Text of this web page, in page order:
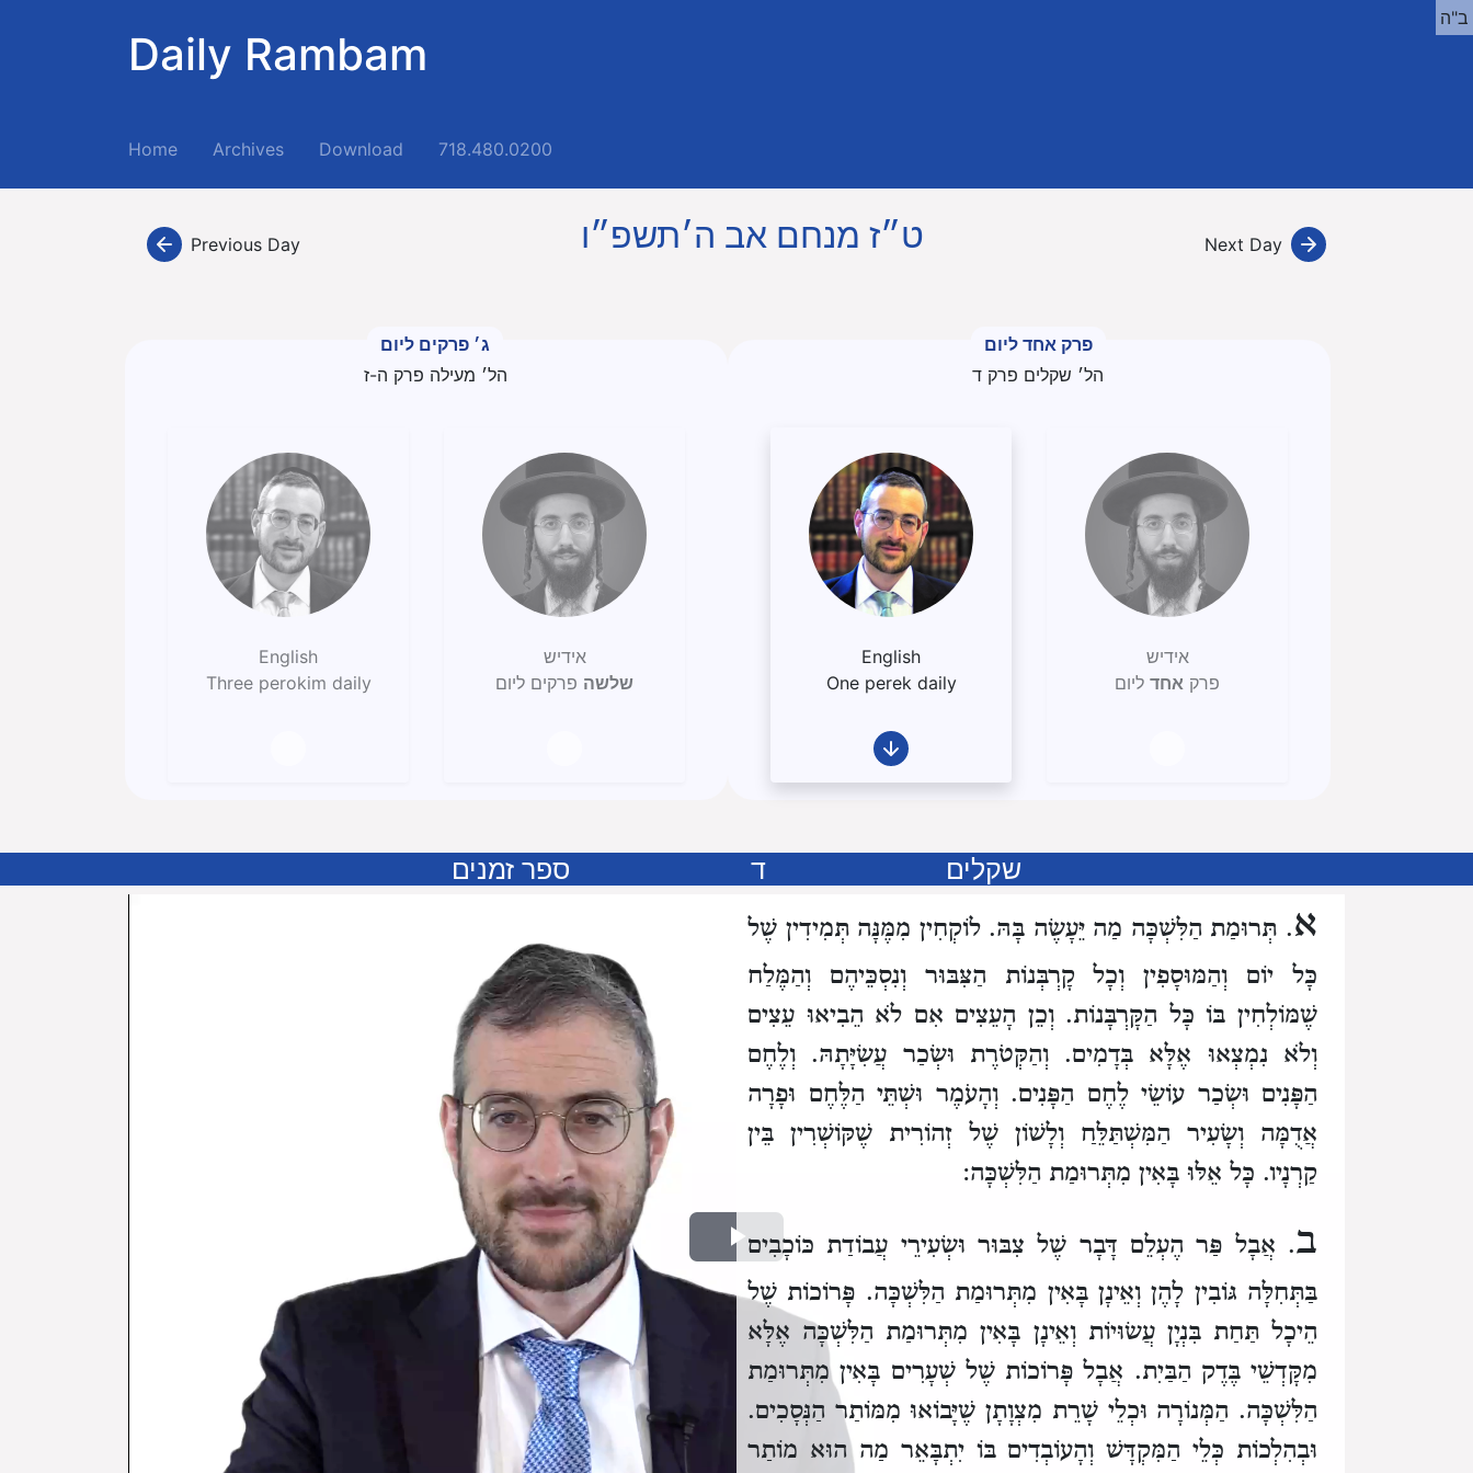
Daily Rambam
Home(current)Archives Download 718.480.0200
ב"ה
Previous Day ט״ז מנחם אב ה׳תשפ״ו Next Day
ג׳ פרקים ליום
הל׳ מעילה פרק ה-ז
אידיש
שלשה פרקים ליום
English
Three perokim daily
פרק אחד ליום
הל׳ שקלים פרק ד
אידיש
פרק אחד ליום
English
One perek daily
שקלים ד ספר זמנים
Play
Video
א. תְּרוּמַת הַלִּשְׁכָּה מַה יֵּעָשֶׂה בָּהּ. לוֹקְחִין מִמֶּנָּה תְּמִידִין שֶׁל
כָּל יוֹם וְהַמּוּסָפִין וְכָל קָרְבְּנוֹת הַצִּבּוּר וְנִסְכֵּיהֶם וְהַמֶּלַח
שֶׁמּוֹלְחִין בּוֹ כָּל הַקָּרְבָּנוֹת. וְכֵן הָעֵצִים אִם לֹא הֵבִיאוּ עֵצִים
וְלֹא נִמְצְאוּ אֶלָּא בְּדָמִים. וְהַקְּטֹרֶת וּשְׂכַר עֲשִׂיָּתָהּ. וְלֶחֶם
הַפָּנִים וּשְׂכַר עוֹשֵׂי לֶחֶם הַפָּנִים. וְהָעֹמֶר וּשְׁתֵּי הַלֶּחֶם וּפָרָה
אֲדֻמָּה וְשָׂעִיר הַמִּשְׁתַּלֵּחַ וְלָשׁוֹן שֶׁל זְהוֹרִית שֶׁקּוֹשְׁרִין בֵּין
קַרְנָיו. כָּל אֵלּוּ בָּאִין מִתְּרוּמַת הַלִּשְׁכָּה:
ב. אֲבָל פַּר הֶעְלֵם דָּבָר שֶׁל צִבּוּר וּשְׂעִירֵי עֲבוֹדַת כּוֹכָבִים
בַּתְּחִלָּה גּוֹבִין לָהֶן וְאֵינָן בָּאִין מִתְּרוּמַת הַלִּשְׁכָּה. פָּרוֹכוֹת שֶׁל
הֵיכָל תַּחַת בִּנְיָן עֲשׂוּיוֹת וְאֵינָן בָּאִין מִתְּרוּמַת הַלִּשְׁכָּה אֶלָּא
מִקָּדְשֵׁי בֶּדֶק הַבַּיִת. אֲבָל פָּרוֹכוֹת שֶׁל שְׁעָרִים בָּאִין מִתְּרוּמַת
הַלִּשְׁכָּה. הַמְּנוֹרָה וּכְלֵי שָׁרֵת מִצְוָתָן שֶׁיָּבוֹאוּ מִמּוֹתַר הַנְּסָכִים.
וּבְהִלְכוֹת כְּלֵי הַמִּקְדָּשׁ וְהָעוֹבְדִים בּוֹ יִתְבָּאֵר מַה הוּא מוֹתַר